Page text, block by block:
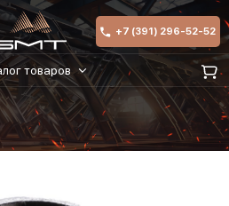
+7 (391) 296-52-52
товаров